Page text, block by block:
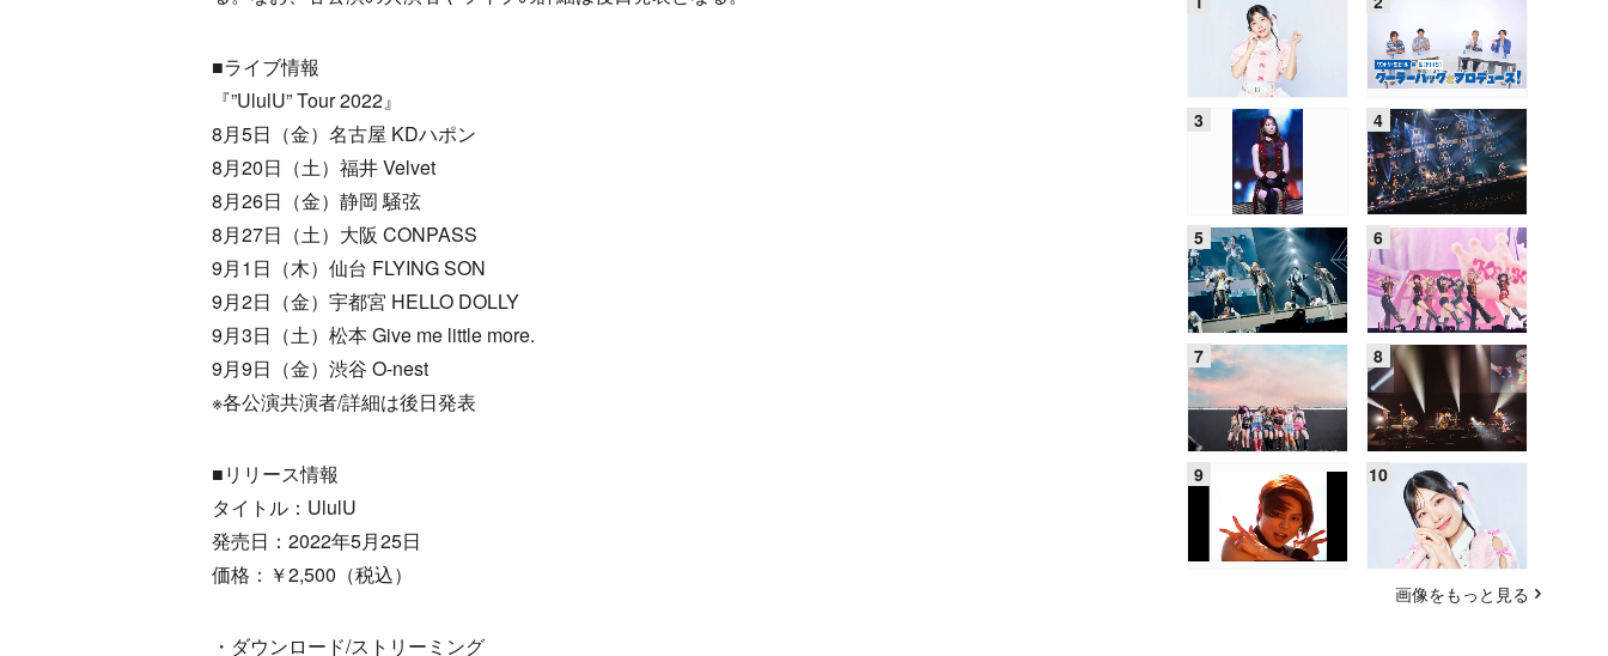
■ライブ情報
『”UlulU” Tour 2022』
8月5日（金）名古屋 KDハポン
8月20日（土）福井 Velvet
8月26日（金）静岡 騒弦
8月27日（土）大阪 CONPASS
9月1日（木）仙台 FLYING SON
9月2日（金）宇都宮 HELLO DOLLY
9月3日（土）松本 Give me little more.
9月9日（金）渋谷 O-nest
※各公演共演者/詳細は後日発表
■リリース情報
タイトル：UlulU
発売日：2022年5月25日
価格：￥2,500（税込）
・ダウンロード/ストリーミング
画像をもっと見る